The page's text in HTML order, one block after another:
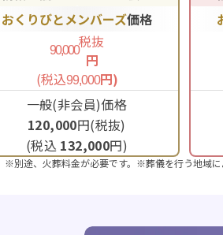
おくりびとメンバーズ価格
90,000税抜
円
(税込99,000円)
一般(非会員)価格
120,000円(税抜)
(税込 132,000円)
※別途、火葬料金が必要です。※葬儀を行う地域